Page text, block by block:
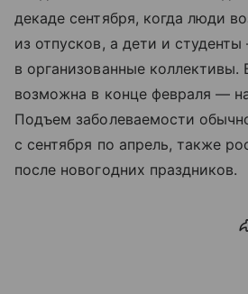
декаде сентября, когда люди
из отпусков, а дети и
в организованные коллективы.
возможна в конце февраля —
Подъем заболеваемости
с сентября по апрель, также
после новогодних праздников.